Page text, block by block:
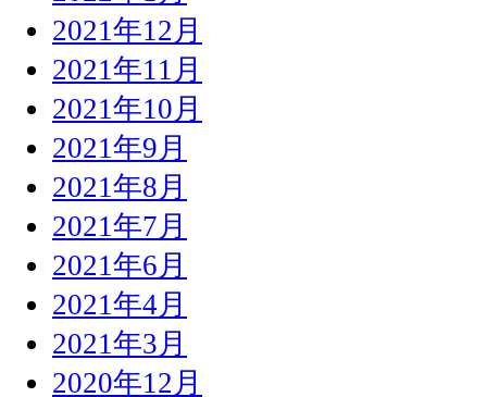
2021年12月
2021年11月
2021年10月
2021年9月
2021年8月
2021年7月
2021年6月
2021年4月
2021年3月
2020年12月